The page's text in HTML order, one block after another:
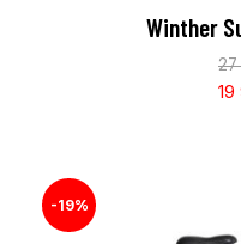
Winther
-19%